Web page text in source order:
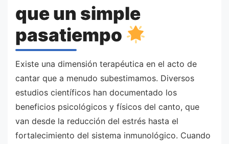
que un simple
pasatiempo
Existe una dimensión terapéutica en el acto de
cantar que a menudo subestimamos. Diversos
estudios científicos han documentado los
beneficios psicológicos y físicos del canto, que
van desde la reducción del estrés hasta el
fortalecimiento del sistema inmunológico. Cuando